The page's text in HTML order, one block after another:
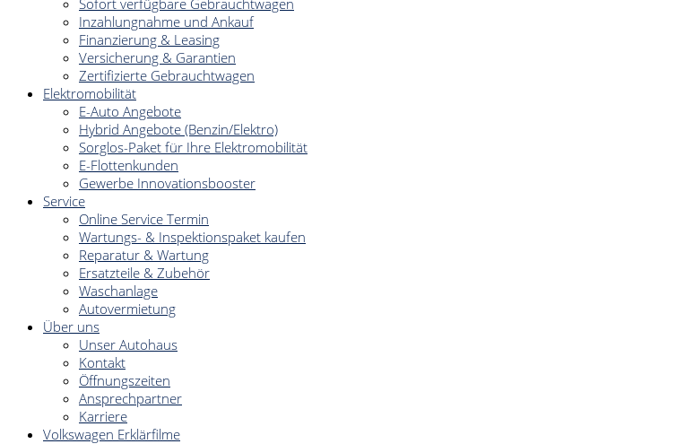
Sofort verfügbare Gebrauchtwagen
Inzahlungnahme und Ankauf
Finanzierung & Leasing
Versicherung & Garantien
Zertifizierte Gebrauchtwagen
Elektromobilität
E-Auto Angebote
Hybrid Angebote (Benzin/Elektro)
Sorglos-Paket für Ihre Elektromobilität
E-Flottenkunden
Gewerbe Innovationsbooster
Service
Online Service Termin
Wartungs- & Inspektionspaket kaufen
Reparatur & Wartung
Ersatzteile & Zubehör
Waschanlage
Autovermietung
Über uns
Unser Autohaus
Kontakt
Öffnungszeiten
Ansprechpartner
Karriere
Volkswagen Erklärfilme